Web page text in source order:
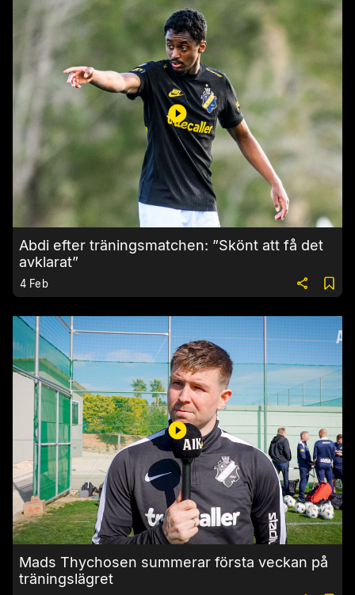
Abdi efter träningsmatchen: ”Skönt att få det
avklarat”
4 Feb
Mads Thychosen summerar första veckan på
träningslägret